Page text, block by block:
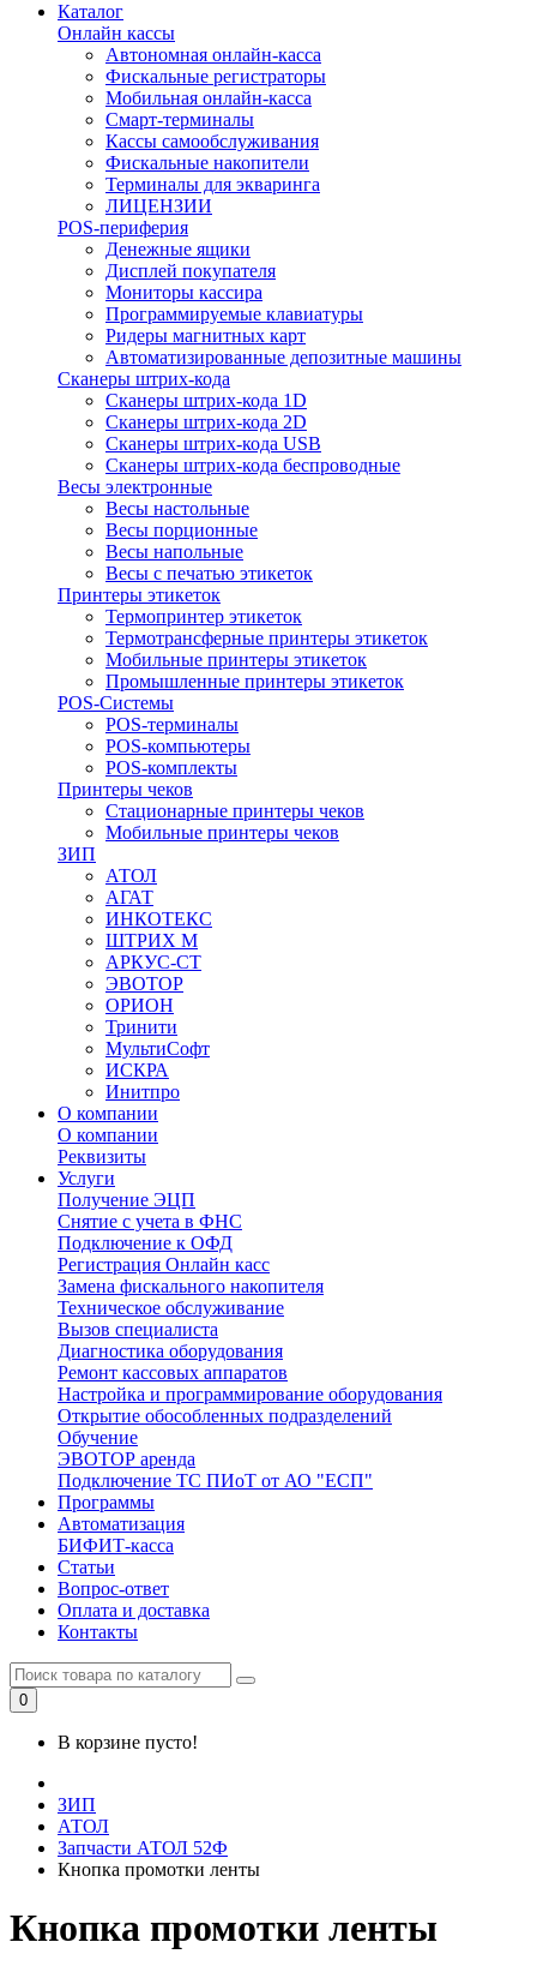
Каталог
Онлайн кассы
Автономная онлайн-касса
Фискальные регистраторы
Мобильная онлайн-касса
Смарт-терминалы
Кассы самообслуживания
Фискальные накопители
Терминалы для экваринга
ЛИЦЕНЗИИ
POS-периферия
Денежные ящики
Дисплей покупателя
Мониторы кассира
Программируемые клавиатуры
Ридеры магнитных карт
Автоматизированные депозитные машины
Сканеры штрих-кода
Сканеры штрих-кода 1D
Сканеры штрих-кода 2D
Сканеры штрих-кода USB
Сканеры штрих-кода беспроводные
Весы электронные
Весы настольные
Весы порционные
Весы напольные
Весы с печатью этикеток
Принтеры этикеток
Термопринтер этикеток
Термотрансферные принтеры этикеток
Мобильные принтеры этикеток
Промышленные принтеры этикеток
POS-Системы
POS-терминалы
POS-компьютеры
POS-комплекты
Принтеры чеков
Стационарные принтеры чеков
Мобильные принтеры чеков
ЗИП
АТОЛ
АГАТ
ИНКОТЕКС
ШТРИХ М
АРКУС-СТ
ЭВОТОР
ОРИОН
Тринити
МультиСофт
ИСКРА
Инитпро
О компании
О компании
Реквизиты
Услуги
Получение ЭЦП
Снятие с учета в ФНС
Подключение к ОФД
Регистрация Онлайн касс
Замена фискального накопителя
Техническое обслуживание
Вызов специалиста
Диагностика оборудования
Ремонт кассовых аппаратов
Настройка и программирование оборудования
Открытие обособленных подразделений
Обучение
ЭВОТОР аренда
Подключение ТС ПИоТ от АО "ЕСП"
Программы
Автоматизация
БИФИТ-касса
Статьи
Вопрос-ответ
Оплата и доставка
Контакты
0
В корзине пусто!
ЗИП
АТОЛ
Запчасти АТОЛ 52Ф
Кнопка промотки ленты
Кнопка промотки ленты